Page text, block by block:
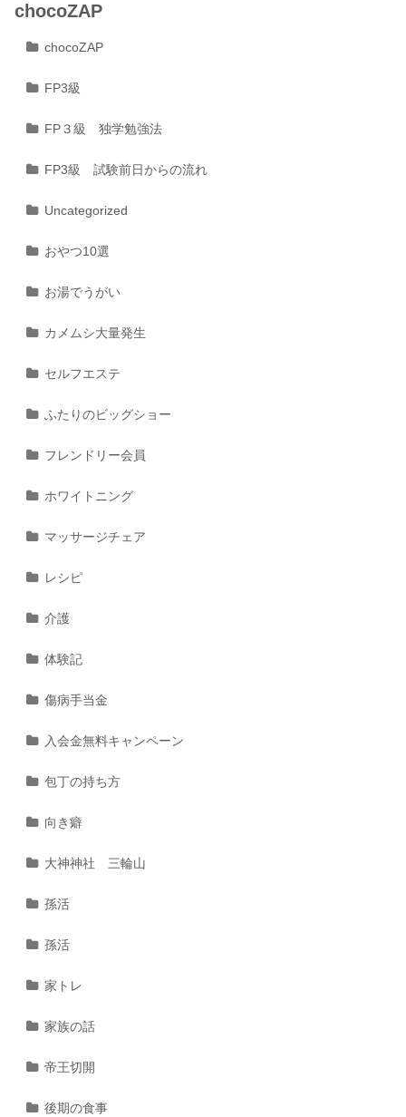
chocoZAP
chocoZAP
FP3級
FP３級 独学勉強法
FP3級 試験前日からの流れ
Uncategorized
おやつ10選
お湯でうがい
カメムシ大量発生
セルフエステ
ふたりのビッグショー
フレンドリー会員
ホワイトニング
マッサージチェア
レシピ
介護
体験記
傷病手当金
入会金無料キャンペーン
包丁の持ち方
向き癖
大神神社 三輪山
孫活
孫活
家トレ
家族の話
帝王切開
後期の食事